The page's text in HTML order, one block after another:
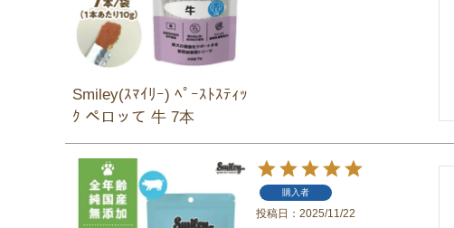
Smiley(ｽﾏｲﾘｰ) ﾍﾟｰｽﾄｽﾃｨｯ
ｸ ペロッて 牛 7本
購入者
投稿日 2025/11/22